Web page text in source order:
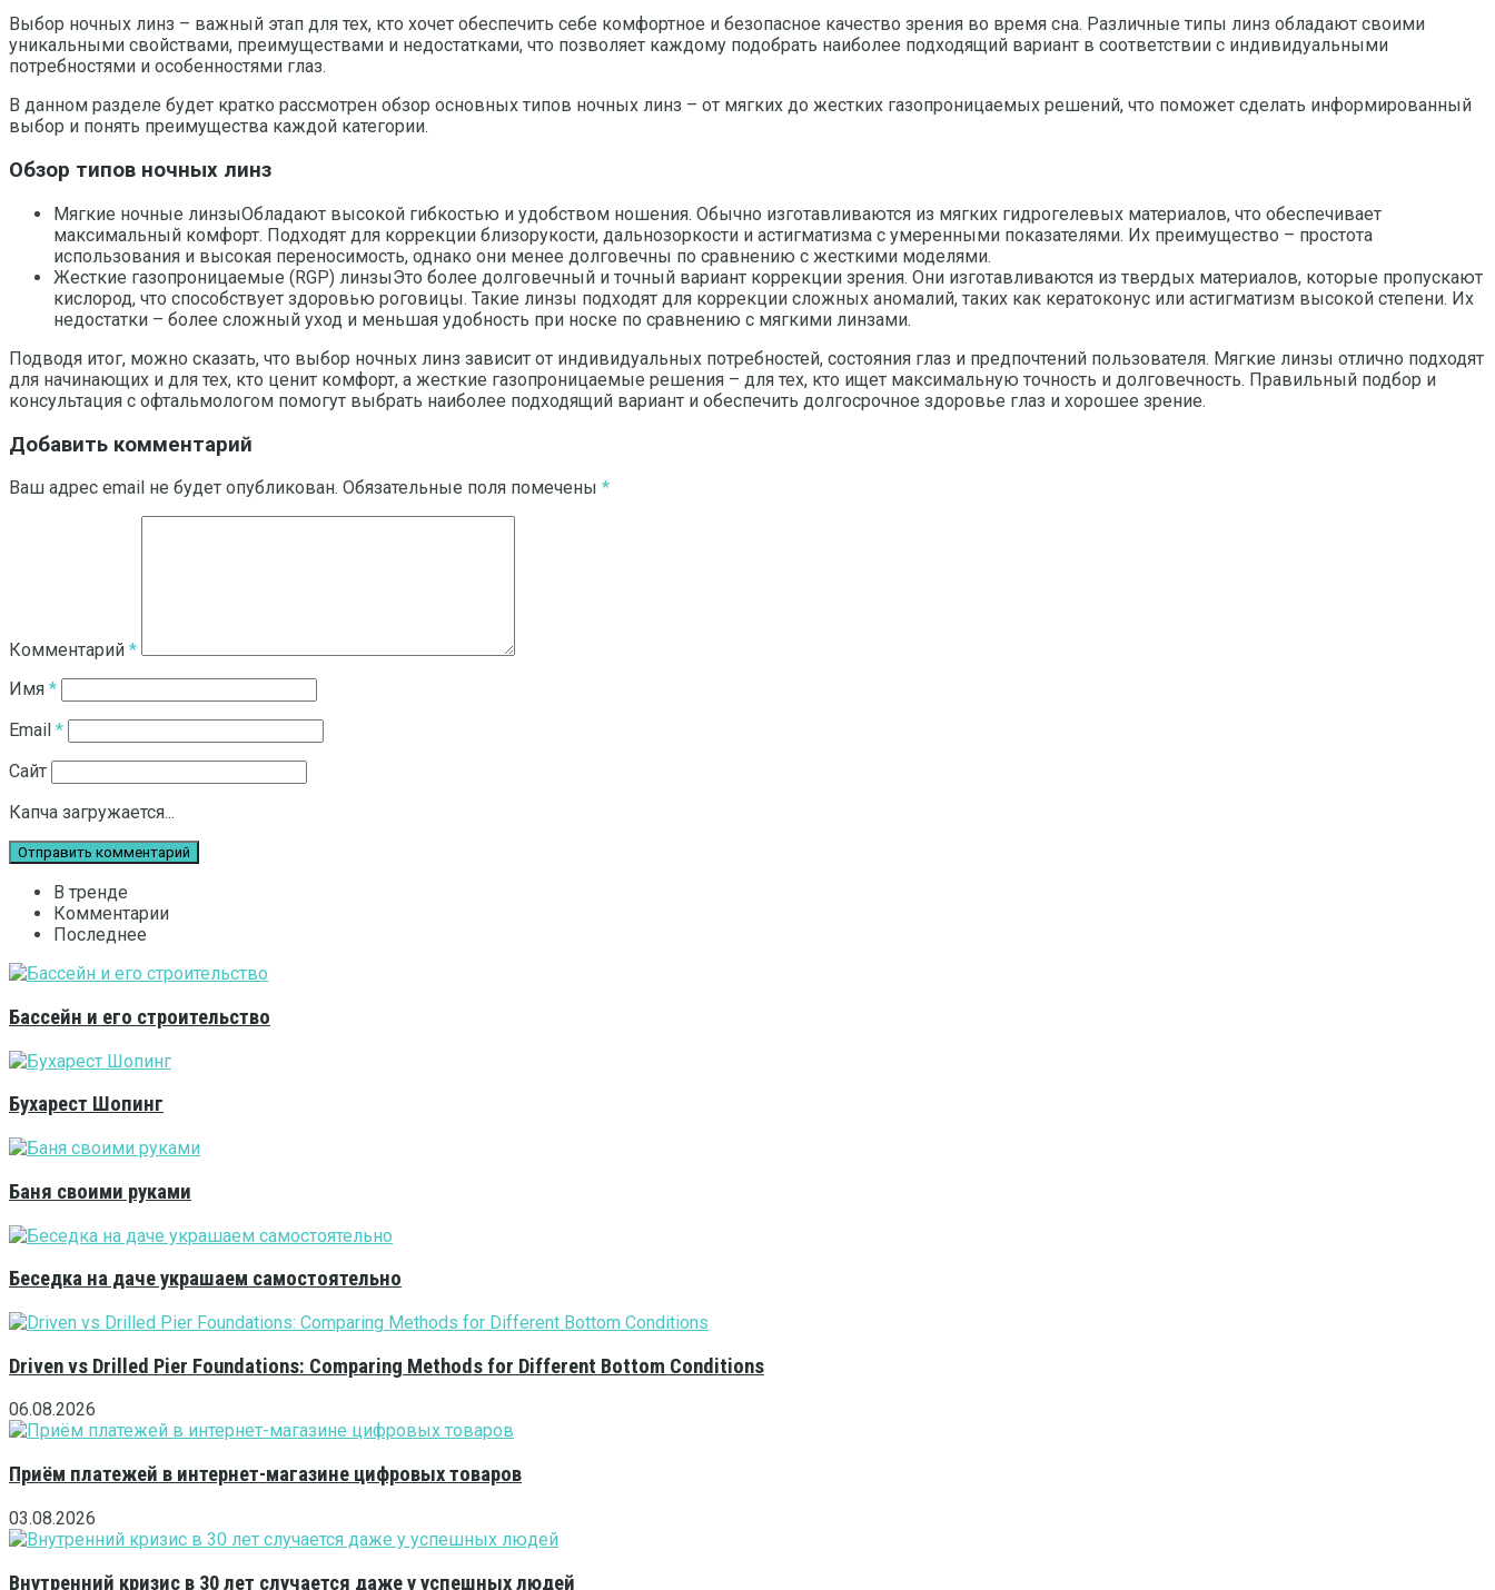
Выбор ночных линз – важный этап для тех, кто хочет обеспечить себе комфортное и безопасное качество зрения во время сна. Различные типы линз обладают своими
уникальными свойствами, преимуществами и недостатками, что позволяет каждому подобрать наиболее подходящий вариант в соответствии с индивидуальными
потребностями и особенностями глаз.
В данном разделе будет кратко рассмотрен обзор основных типов ночных линз – от мягких до жестких газопроницаемых решений, что поможет сделать информированный
выбор и понять преимущества каждой категории.
Обзор типов ночных линз
Мягкие ночные линзыОбладают высокой гибкостью и удобством ношения. Обычно изготавливаются из мягких гидрогелевых материалов, что обеспечивает
максимальный комфорт. Подходят для коррекции близорукости, дальнозоркости и астигматизма с умеренными показателями. Их преимущество – простота
использования и высокая переносимость, однако они менее долговечны по сравнению с жесткими моделями.
Жесткие газопроницаемые (RGP) линзыЭто более долговечный и точный вариант коррекции зрения. Они изготавливаются из твердых материалов, которые пропускают
кислород, что способствует здоровью роговицы. Такие линзы подходят для коррекции сложных аномалий, таких как кератоконус или астигматизм высокой степени. Их
недостатки – более сложный уход и меньшая удобность при носке по сравнению с мягкими линзами.
Подводя итог, можно сказать, что выбор ночных линз зависит от индивидуальных потребностей, состояния глаз и предпочтений пользователя. Мягкие линзы отлично подходят
для начинающих и для тех, кто ценит комфорт, а жесткие газопроницаемые решения – для тех, кто ищет максимальную точность и долговечность. Правильный подбор и
консультация с офтальмологом помогут выбрать наиболее подходящий вариант и обеспечить долгосрочное здоровье глаз и хорошее зрение.
Добавить комментарий
Ваш адрес email не будет опубликован. Обязательные поля помечены *
Комментарий *
Имя *
Email *
Сайт
Капча загружается...
В тренде
Комментарии
Последнее
Бассейн и его строительство
Бухарест Шопинг
Баня своими руками
Беседка на даче украшаем самостоятельно
Driven vs Drilled Pier Foundations: Comparing Methods for Different Bottom Conditions
06.08.2026
Приём платежей в интернет-магазине цифровых товаров
03.08.2026
Внутренний кризис в 30 лет случается даже у успешных людей